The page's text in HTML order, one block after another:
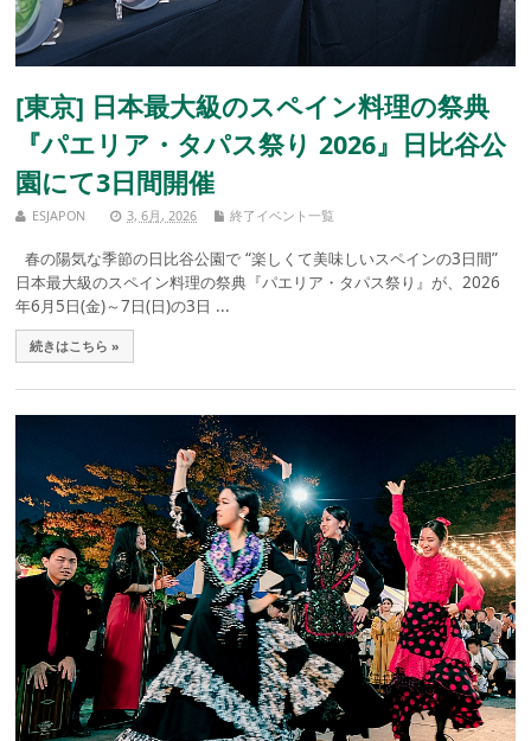
[東京] 日本最大級のスペイン料理の祭典
『パエリア・タパス祭り 2026』日比谷公
園にて3日間開催
ESJAPON 3, 6月, 2026 終了イベント一覧
春の陽気な季節の日比谷公園で “楽しくて美味しいスペインの3日間”
日本最大級のスペイン料理の祭典『パエリア・タパス祭り』が、2026
年6月5日(金)～7日(日)の3日 ...
続きはこちら »